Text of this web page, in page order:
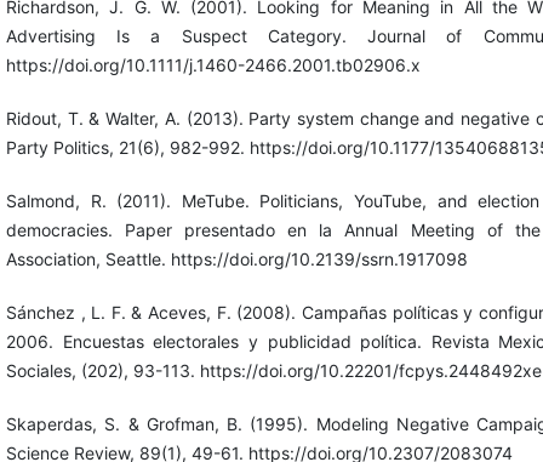
Richardson, J. G. W. (2001). Looking for Meaning in All the
Advertising Is a Suspect Category. Journal of
https://doi.org/10.1111/j.1460-2466.2001.tb02906.x
Ridout, T. & Walter, A. (2013). Party system change and negative
Party Politics, 21(6), 982-992. https://doi.org/10.1177/
Salmond, R. (2011). MeTube. Politicians, YouTube, and
democracies. Paper presentado en la Annual Meeting of
Association, Seattle. https://doi.org/10.2139/ssrn.1917098
Sánchez , L. F. & Aceves, F. (2008). Campañas políticas y
2006. Encuestas electorales y publicidad política. Revista
Sociales, (202), 93-113. https://doi.org/10.22201/
Skaperdas, S. & Grofman, B. (1995). Modeling Negative
Science Review, 89(1), 49-61. https://doi.org/10.2307/2083074